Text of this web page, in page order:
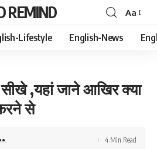
REMIND
Font
Resizer
Aa
Lifestyle English-News
,यहां जाने आखिर क्या
से
4 Min Read